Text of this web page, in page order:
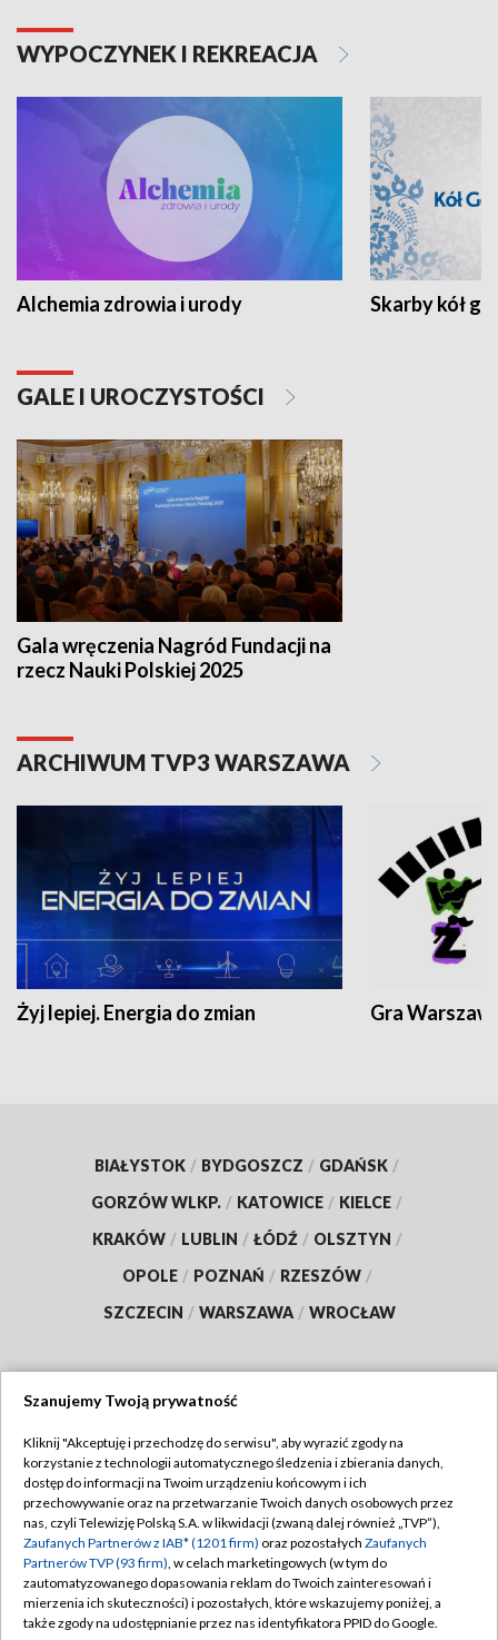
WYPOCZYNEK I REKREACJA
Alchemia zdrowia i urody Skarby kół
GALE I UROCZYSTOŚCI
Gala wręczenia Nagród Fundacji na
rzecz Nauki Polskiej 2025
ARCHIWUM TVP3 WARSZAWA
Żyj lepiej. Energia do zmian Gra
BIAŁYSTOK / BYDGOSZCZ / GDAŃSK /
GORZÓW WLKP. / KATOWICE / KIELCE /
KRAKÓW / LUBLIN / ŁÓDŹ / OLSZTYN /
OPOLE / POZNAŃ / RZESZÓW /
SZCZECIN / WARSZAWA / WROCŁAW
TVP
Abonament TVP
Emisja w TVP
Centrum informacji TVP
Naziemna Telewizja Cyfrowa
Regulamin TVP
Polityka prywatności
Moje zgody
Pomoc
Szanujemy Twoją prywatność
Kliknij "Akceptuję i przechodzę do serwisu", aby wyrazić zgody na
korzystanie z technologii automatycznego śledzenia i zbierania danych,
dostęp do informacji na Twoim urządzeniu końcowym i ich
przechowywanie oraz na przetwarzanie Twoich danych osobowych przez
nas, czyli Telewizję Polską S.A. w likwidacji (zwaną dalej również „TVP”),
Zaufanych Partnerów z IAB* (1201 firm) oraz pozostałych Zaufanych
Partnerów TVP (93 firm), w celach marketingowych (w tym do
zautomatyzowanego dopasowania reklam do Twoich zainteresowań i
mierzenia ich skuteczności) i pozostałych, które wskazujemy poniżej, a
także zgody na udostępnianie przez nas identyfikatora PPID do Google.